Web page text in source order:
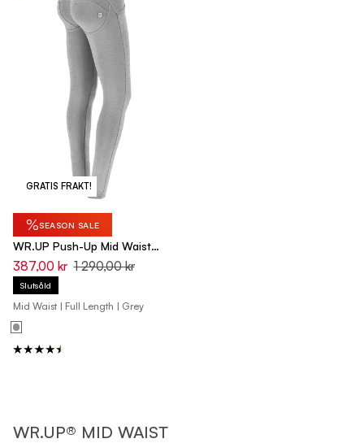
GRATIS FRAKT!
%SEASON SALE
WR.UP Push-Up Mid Waist
Skinny Pants - Medium
Mélange Gray
387,00 kr 1 290,00 kr
Slutsåld
Mid Waist | Full Length | Grey
WR.UP® MID WAIST